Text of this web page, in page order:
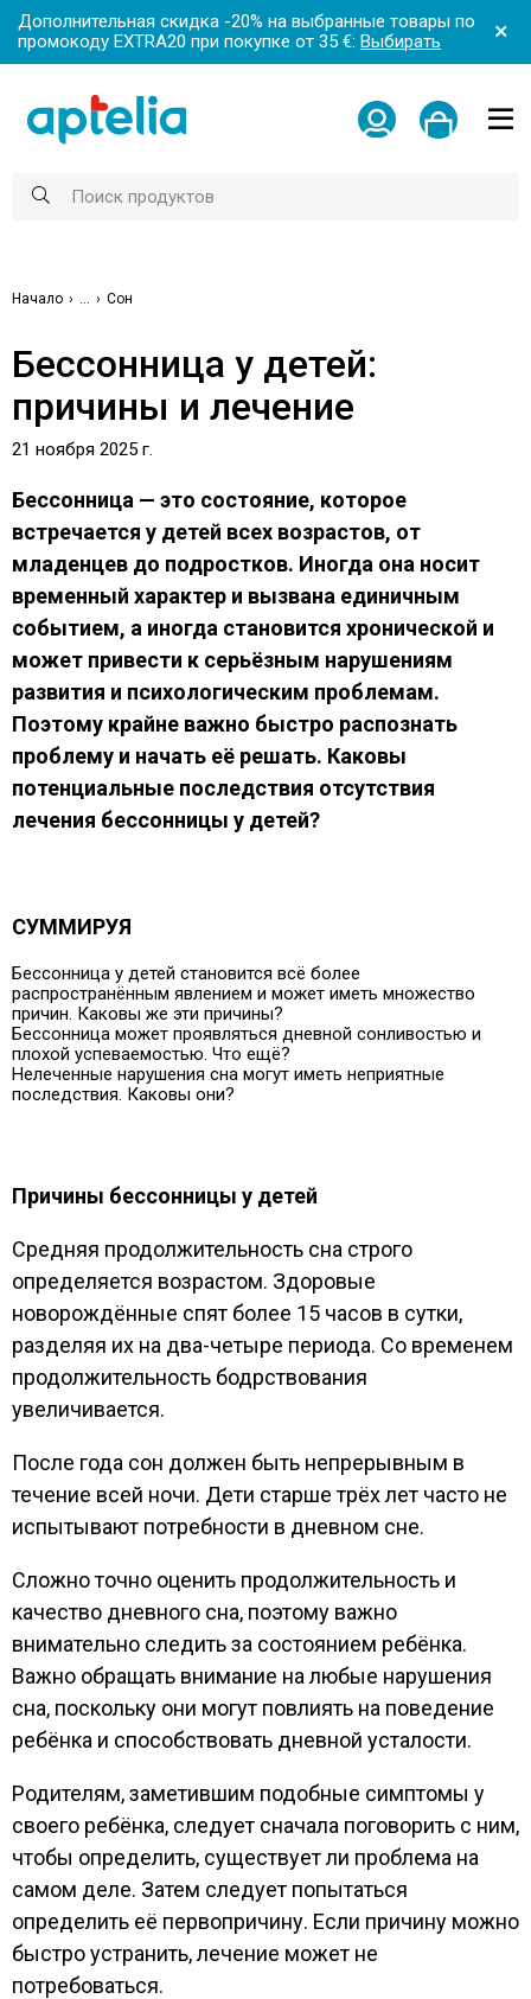
Дополнительная скидка -20% на выбранные товары по
промокоду EXTRA20 при покупке от 35 €: Выбирать
Начало Сон
Бессонница у детей:
причины и лечение
21 ноября 2025 г.
Бессонница — это состояние, которое
встречается у детей всех возрастов, от
младенцев до подростков. Иногда она носит
временный характер и вызвана единичным
событием, а иногда становится хронической и
может привести к серьёзным нарушениям
развития и психологическим проблемам.
Поэтому крайне важно быстро распознать
проблему и начать её решать. Каковы
потенциальные последствия отсутствия
лечения бессонницы у детей?
СУММИРУЯ
Бессонница у детей становится всё более
распространённым явлением и может иметь множество
причин. Каковы же эти причины?
Бессонница может проявляться дневной сонливостью и
плохой успеваемостью. Что ещё?
Нелеченные нарушения сна могут иметь неприятные
последствия. Каковы они?
Причины бессонницы у детей
Средняя продолжительность сна строго
определяется возрастом. Здоровые
новорождённые спят более 15 часов в сутки,
разделяя их на два-четыре периода. Со временем
продолжительность бодрствования
увеличивается.
После года сон должен быть непрерывным в
течение всей ночи. Дети старше трёх лет часто не
испытывают потребности в дневном сне.
Сложно точно оценить продолжительность и
качество дневного сна, поэтому важно
внимательно следить за состоянием ребёнка.
Важно обращать внимание на любые нарушения
сна, поскольку они могут повлиять на поведение
ребёнка и способствовать дневной усталости.
Родителям, заметившим подобные симптомы у
своего ребёнка, следует сначала поговорить с ним,
чтобы определить, существует ли проблема на
самом деле. Затем следует попытаться
определить её первопричину. Если причину можно
быстро устранить, лечение может не
потребоваться.